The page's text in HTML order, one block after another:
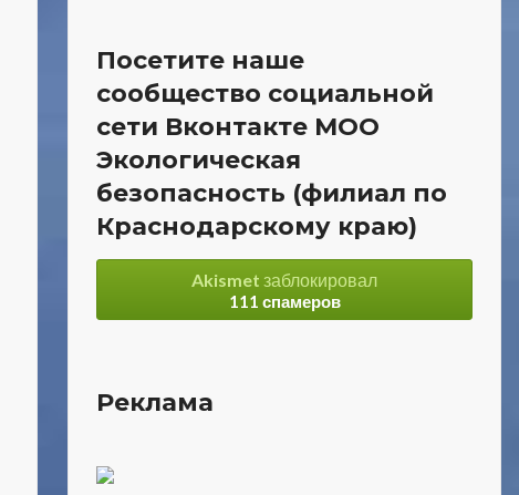
Посетите наше
сообщество социальной
сети Вконтакте МОО
Экологическая
безопасность (филиал по
Краснодарскому краю)
Akismet заблокировал
111 спамеров
Реклама